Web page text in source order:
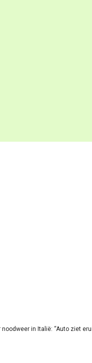
in Italië: “Auto ziet